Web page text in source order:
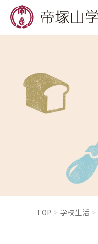
TOP 学校生活